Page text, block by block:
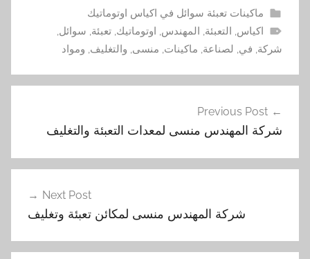
ماكينات تعبئة سوائل في اكياس اوتوماتيك
اكياس, التعبئة, المهندس, اوتوماتيك,تعبئة, سوائل,
شركة, في, لصناعة, ماكينات, منسى, والتغليف, ومواد
المقالات
Previous Post
شركة المهندس منسى لمعدات التعبئة والتغليف
Next Post
شركة المهندس منسى لمكائن تعبئة وتغليف